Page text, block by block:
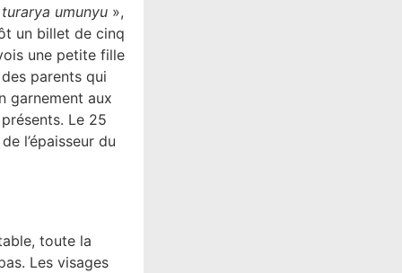
umunyu »,
un billet de cinq
une petite fille
parents qui
garnement aux
Le 25
l’épaisseur du
toute la
Les visages